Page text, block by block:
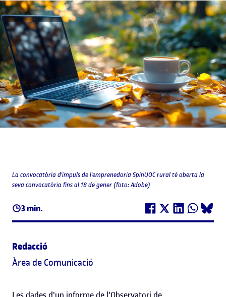
3 min.
La convocatòria d'impuls de l'emprenedoria SpinUOC rural té oberta la
seva convocatòria fins al 18 de gener (foto: Adobe)
Redacció
Àrea de Comunicació
Les dades d'un informe de l'Observatori de